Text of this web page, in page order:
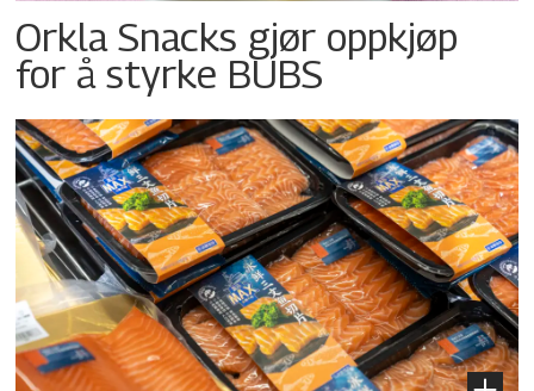
Orkla Snacks gjør oppkjøp
for å styrke BUBS